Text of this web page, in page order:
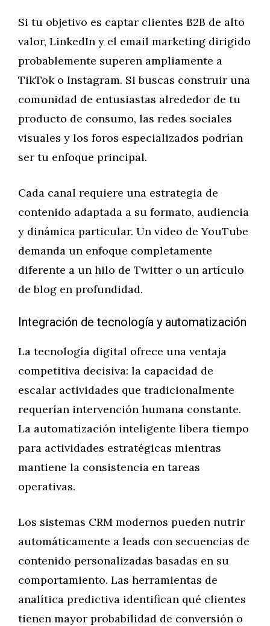
Si tu objetivo es captar clientes B2B de alto
valor, LinkedIn y el email marketing dirigido
probablemente superen ampliamente a
TikTok o Instagram. Si buscas construir una
comunidad de entusiastas alrededor de tu
producto de consumo, las redes sociales
visuales y los foros especializados podrían
ser tu enfoque principal.
Cada canal requiere una estrategia de
contenido adaptada a su formato, audiencia
y dinámica particular. Un video de YouTube
demanda un enfoque completamente
diferente a un hilo de Twitter o un artículo
de blog en profundidad.
Integración de tecnología y automatización
La tecnología digital ofrece una ventaja
competitiva decisiva: la capacidad de
escalar actividades que tradicionalmente
requerían intervención humana constante.
La automatización inteligente libera tiempo
para actividades estratégicas mientras
mantiene la consistencia en tareas
operativas.
Los sistemas CRM modernos pueden nutrir
automáticamente a leads con secuencias de
contenido personalizadas basadas en su
comportamiento. Las herramientas de
analítica predictiva identifican qué clientes
tienen mayor probabilidad de conversión o